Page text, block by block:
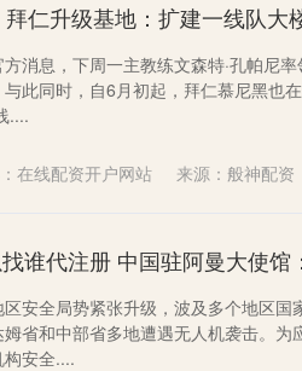
消息，下周一主教练文森特·孔帕尼
此同时，自6月初起，拜仁慕尼黑也
....
来源：般神配资
在线配资开户网站
安全局势紧张升级，波及多个地区国
省和中部省多地遭遇无人机袭击。为
安全....